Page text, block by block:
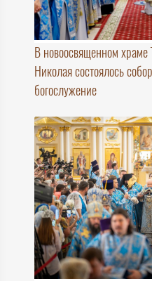
В новоосвященном храме
Николая состоялось
богослужение